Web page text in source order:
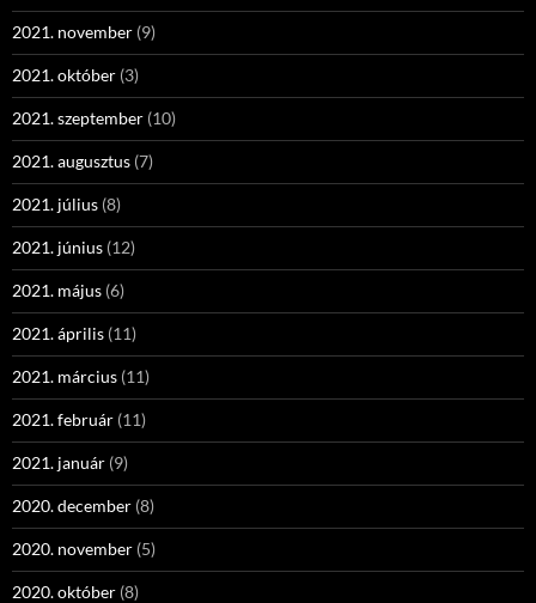
2021. november (9)
2021. október (3)
2021. szeptember (10)
2021. augusztus (7)
2021. július (8)
2021. június (12)
2021. május (6)
2021. április (11)
2021. március (11)
2021. február (11)
2021. január (9)
2020. december (8)
2020. november (5)
2020. október (8)